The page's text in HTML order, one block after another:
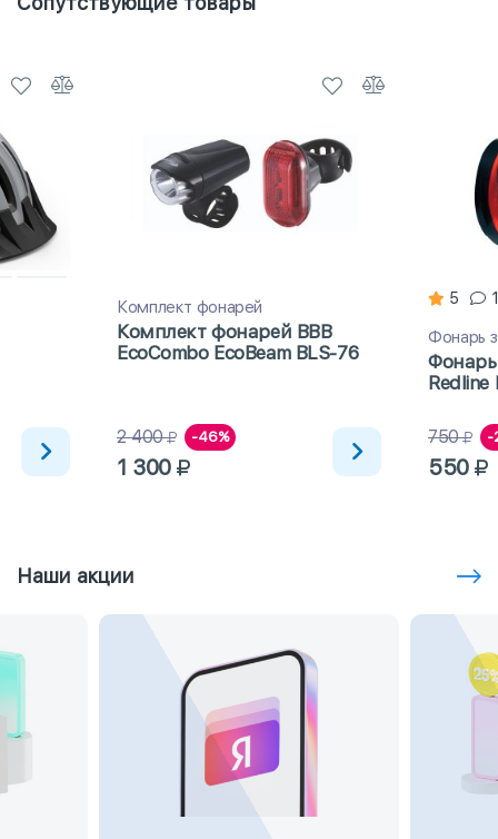
Комплект фонарей
Комплект фонарей BBB
EcoCombo EcoBeam BLS-76
2 400 -46%
1 300
5 1
Фонарь
Redline
750 -
550
Наши акции